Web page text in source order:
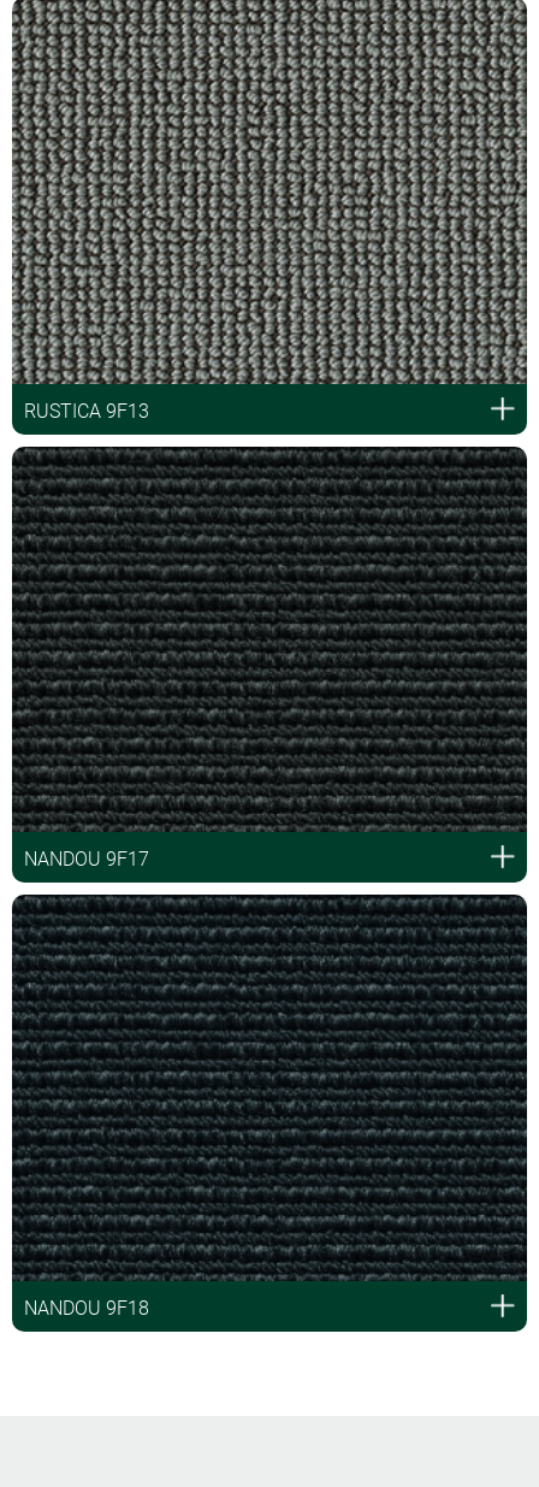
RUSTICA 9F13
NANDOU 9F17
NANDOU 9F18